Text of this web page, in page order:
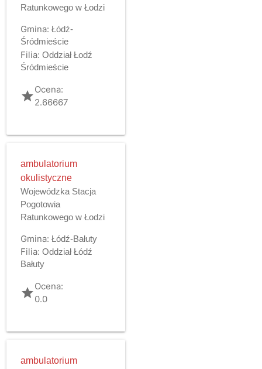
Ratunkowego w Łodzi
Gmina: Łódź-
Śródmieście
Filia: Oddział Łodź
Śródmieście
gradeOcena:
2.66667
ambulatorium
okulistyczne
Wojewódzka Stacja
Pogotowia
Ratunkowego w Łodzi
Gmina: Łódź-Bałuty
Filia: Oddział Łódź
Bałuty
gradeOcena:
0.0
ambulatorium